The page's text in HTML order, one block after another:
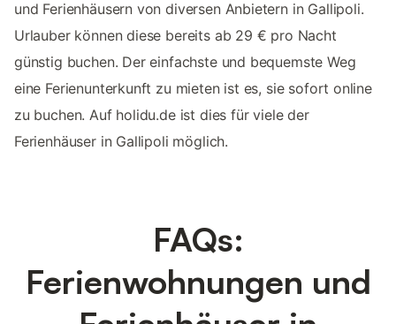
und Ferienhäusern von diversen Anbietern in Gallipoli.
Urlauber können diese bereits ab 29 € pro Nacht
günstig buchen. Der einfachste und bequemste Weg
eine Ferienunterkunft zu mieten ist es, sie sofort online
zu buchen. Auf holidu.de ist dies für viele der
Ferienhäuser in Gallipoli möglich.
FAQs:
Ferienwohnungen und